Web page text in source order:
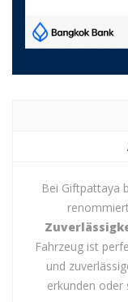
Bei Giftpattaya
Fahrzeug ist
und
erkunden oder